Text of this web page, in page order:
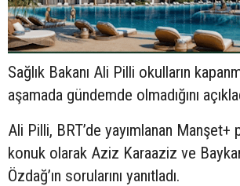
Sağlık Bakanı Ali Pilli okulların
aşamada gündemde olmadığını
Ali Pilli, BRT’de yayımlanan Manşet+
konuk olarak Aziz Karaaziz ve
Özdağ’ın sorularını yanıtladı.